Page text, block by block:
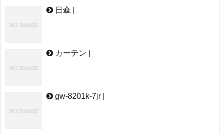
日傘 |
カーテン |
gw-8201k-7jr |